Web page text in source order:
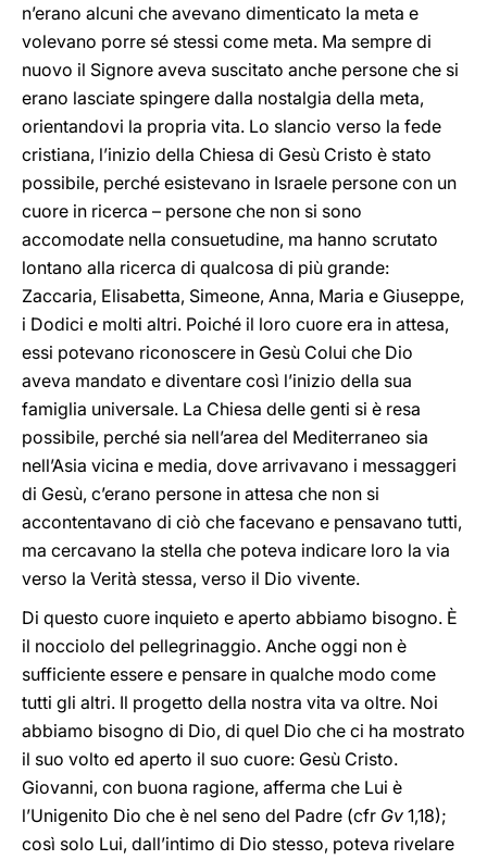
n’erano alcuni che avevano dimenticato la meta e
volevano porre sé stessi come meta. Ma sempre di
nuovo il Signore aveva suscitato anche persone che si
erano lasciate spingere dalla nostalgia della meta,
orientandovi la propria vita. Lo slancio verso la fede
cristiana, l’inizio della Chiesa di Gesù Cristo è stato
possibile, perché esistevano in Israele persone con un
cuore in ricerca – persone che non si sono
accomodate nella consuetudine, ma hanno scrutato
lontano alla ricerca di qualcosa di più grande:
Zaccaria, Elisabetta, Simeone, Anna, Maria e Giuseppe,
i Dodici e molti altri. Poiché il loro cuore era in attesa,
essi potevano riconoscere in Gesù Colui che Dio
aveva mandato e diventare così l’inizio della sua
famiglia universale. La Chiesa delle genti si è resa
possibile, perché sia nell’area del Mediterraneo sia
nell’Asia vicina e media, dove arrivavano i messaggeri
di Gesù, c’erano persone in attesa che non si
accontentavano di ciò che facevano e pensavano tutti,
ma cercavano la stella che poteva indicare loro la via
verso la Verità stessa, verso il Dio vivente.
Di questo cuore inquieto e aperto abbiamo bisogno. È
il nocciolo del pellegrinaggio. Anche oggi non è
sufficiente essere e pensare in qualche modo come
tutti gli altri. Il progetto della nostra vita va oltre. Noi
abbiamo bisogno di Dio, di quel Dio che ci ha mostrato
il suo volto ed aperto il suo cuore: Gesù Cristo.
Giovanni, con buona ragione, afferma che Lui è
l’Unigenito Dio che è nel seno del Padre (cfr Gv 1,18);
così solo Lui, dall’intimo di Dio stesso, poteva rivelare